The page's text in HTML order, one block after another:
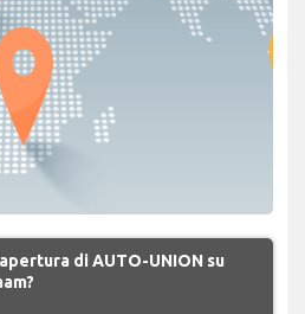
di AUTO-UNION su